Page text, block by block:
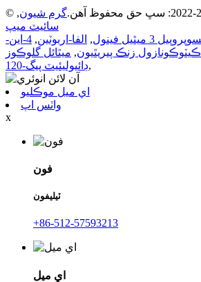
گرم شيون,
سائيٽ ميپ
, الفا-اربوٽين,
4-اين-
ڪيٽوڪونازول زنڪ پيريٿيون, ميٿائل گلوڪوز
ڊائيوليئيٽ پيگ-120,
اي ميل موڪليو
واٽس اپ
x
فون
ٽيليفون
+86-512-57593213
اي ميل